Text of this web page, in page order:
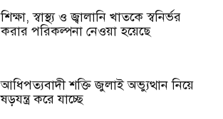
শিক্ষা, স্বাস্থ্য ও জ্বালানি খাতকে স্বনির্ভর
করার পরিকল্পনা নেওয়া হয়েছে
আধিপত্যবাদী শক্তি জুলাই অভ্যুত্থান নিয়ে
ষড়যন্ত্র করে যাচ্ছে